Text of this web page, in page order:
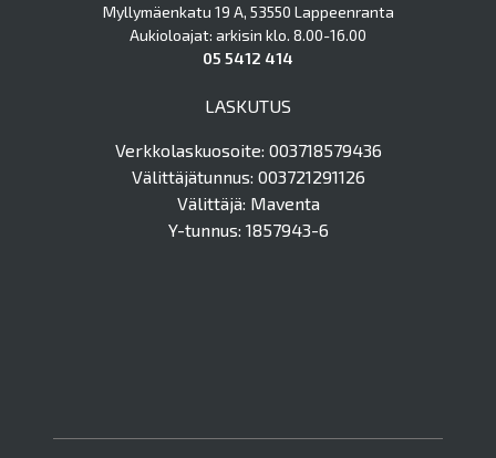
Myllymäenkatu 19 A, 53550 Lappeenranta
Aukioloajat: arkisin klo. 8.00-16.00
05 5412 414
LASKUTUS
Verkkolaskuosoite: 003718579436
Välittäjätunnus: 003721291126
Välittäjä: Maventa
Y-tunnus: 1857943-6